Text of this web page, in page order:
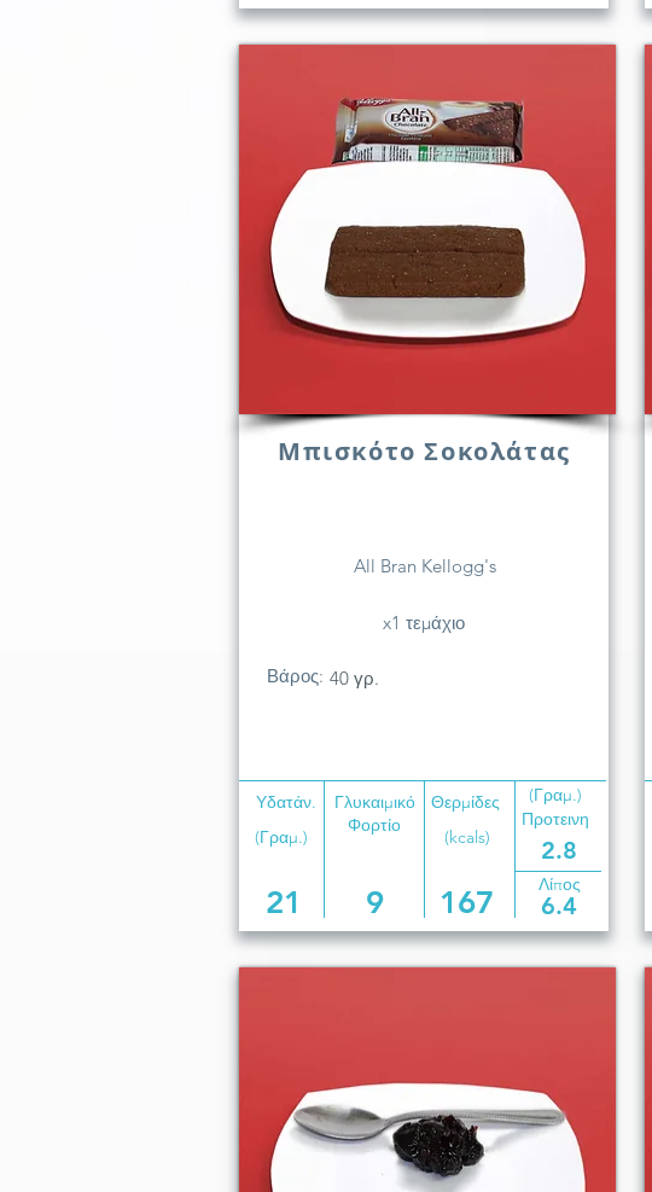
Μπισκότο Σοκολάτας
All Bran Kellogg's
x1 τεμάχιο
Βάρος: 40 γρ.
Υδατάν.
Γλυκαιμικό
Φορτίο
(Γραμ.)
Θερμίδες
(kcals)
Προτεινη
2.8
(Γραμ.)
21 9 167 Λίπος
6.4